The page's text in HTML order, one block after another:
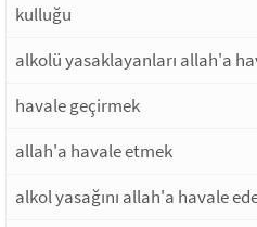
kulluğu
alkolü yasaklayanları allah'a
havale geçirmek
allah'a havale etmek
alkol yasağını allah'a havale